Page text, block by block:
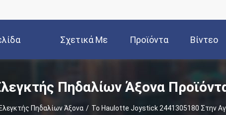
Σχετικά Με
Εμάς
Προϊόντα Βίντεο
Πηδαλίων Άξονα
Πηδαλίων Άξονα / Το Haulotte Joystick 2441305180 Στην